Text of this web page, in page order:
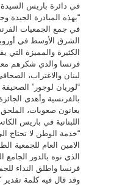
في دائرة باريس
“بهذه المبادرة
في جمع الجمعيات
الشرق الأوسط في
الكثيرة والمميزة التي
فرنسا والذي شكرهم
لبنان والاغتراب،
“لوريان لوجور” الصحيفة
بالفرنسية وأهدى
يعانون صعوبات،
اللبنانية في باريس
“خدمة الوطن لا تحتاج
الامين العام للجمعية
الذي نوه بالدور الجامع
فرنسا واطلق النداء
وقد قال فيه كلمة